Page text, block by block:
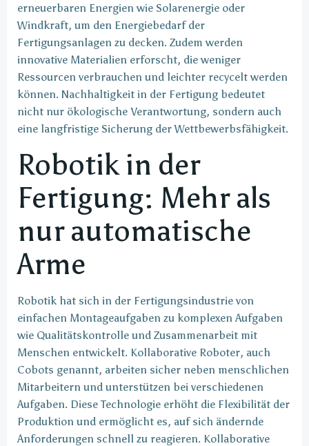
erneuerbaren Energien wie Solarenergie oder
Windkraft, um den Energiebedarf der
Fertigungsanlagen zu decken. Zudem werden
innovative Materialien erforscht, die weniger
Ressourcen verbrauchen und leichter recycelt werden
können. Nachhaltigkeit in der Fertigung bedeutet
nicht nur ökologische Verantwortung, sondern auch
eine langfristige Sicherung der Wettbewerbsfähigkeit.
Robotik in der
Fertigung: Mehr als
nur automatische
Arme
Robotik hat sich in der Fertigungsindustrie von
einfachen Montageaufgaben zu komplexen Aufgaben
wie Qualitätskontrolle und Zusammenarbeit mit
Menschen entwickelt. Kollaborative Roboter, auch
Cobots genannt, arbeiten sicher neben menschlichen
Mitarbeitern und unterstützen bei verschiedenen
Aufgaben. Diese Technologie erhöht die Flexibilität der
Produktion und ermöglicht es, auf sich ändernde
Anforderungen schnell zu reagieren. Kollaborative